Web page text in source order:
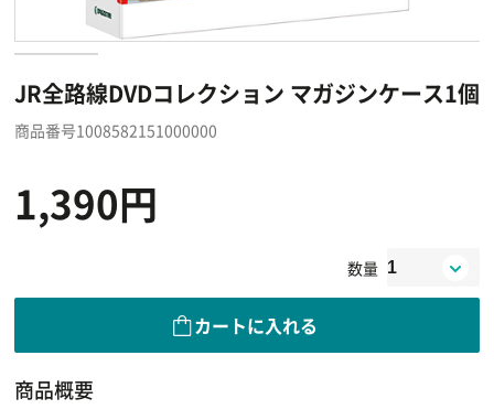
JR全路線DVDコレクション マガジンケース1個
商品番号1008582151000000
1,390円
数量
カートに入れる
商品概要